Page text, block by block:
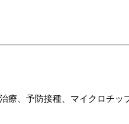
療、予防接種、マイクロチッ